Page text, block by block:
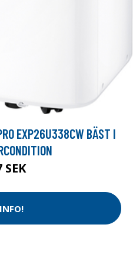
EXP26U338CW BÄST I
SEK